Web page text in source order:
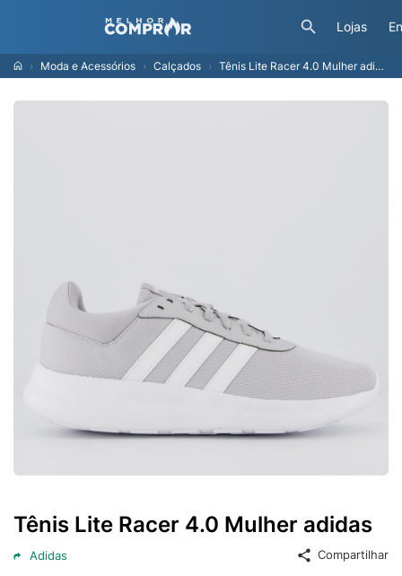
Lojas
Moda e Acessórios Calçados Tênis Lite Racer 4.0 Mulher adidas
Tênis Lite Racer 4.0 Mulher adidas
Adidas Compartilhar